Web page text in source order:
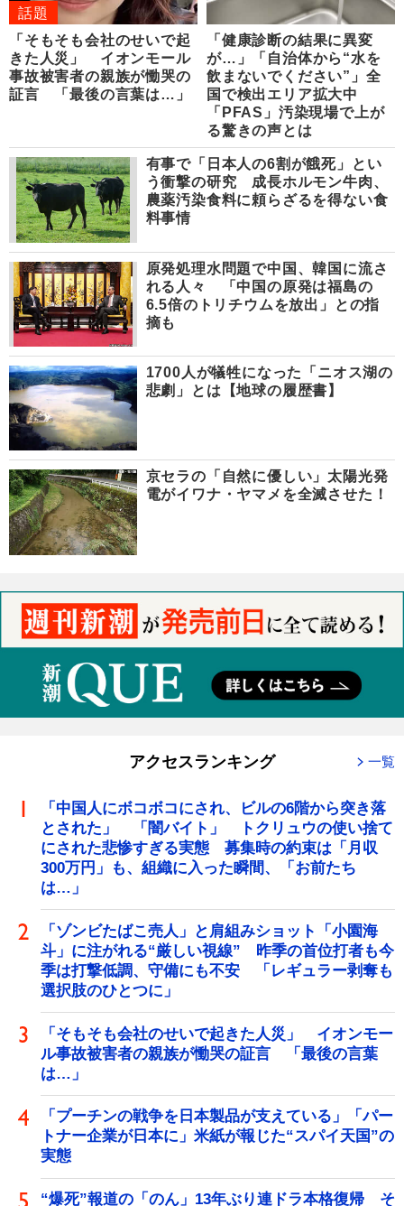
話題
「そもそも会社のせいで起
きた人災」 イオンモール
事故被害者の親族が慟哭の
証言 「最後の言葉は…」
「健康診断の結果に異変
が…」「自治体から“水を
飲まないでください”」全
国で検出エリア拡大中
「PFAS」汚染現場で上が
る驚きの声とは
有事で「日本人の6割が餓死」とい
う衝撃の研究 成長ホルモン牛肉、
農薬汚染食料に頼らざるを得ない食
料事情
原発処理水問題で中国、韓国に流さ
れる人々 「中国の原発は福島の
6.5倍のトリチウムを放出」との指
摘も
1700人が犠牲になった「ニオス湖の
悲劇」とは【地球の履歴書】
京セラの「自然に優しい」太陽光発
電がイワナ・ヤマメを全滅させた！
アクセスランキング 一覧
「中国人にボコボコにされ、ビルの6階から突き落
とされた」 「闇バイト」 トクリュウの使い捨て
にされた悲惨すぎる実態 募集時の約束は「月収
300万円」も、組織に入った瞬間、「お前たち
は…」
「ゾンビたばこ売人」と肩組みショット「小園海
斗」に注がれる“厳しい視線” 昨季の首位打者も今
季は打撃低調、守備にも不安 「レギュラー剥奪も
選択肢のひとつに」
「そもそも会社のせいで起きた人災」 イオンモー
ル事故被害者の親族が慟哭の証言 「最後の言葉
は…」
「プーチンの戦争を日本製品が支えている」「パー
トナー企業が日本に」米紙が報じた“スパイ天国”の
実態
“爆死”報道の「のん」13年ぶり連ドラ本格復帰 そ